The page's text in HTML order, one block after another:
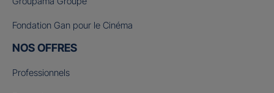
Fondation Gan pour le Cinéma
NOS OFFRES
Professionnels